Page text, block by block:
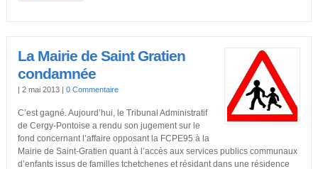
La Mairie de Saint Gratien
condamnée
| 2 mai 2013 | 0 Commentaire
C’est gagné. Aujourd’hui, le Tribunal Administratif
de Cergy-Pontoise a rendu son jugement sur le
fond concernant l’affaire opposant la FCPE95 à la
Mairie de Saint-Gratien quant à l’accès aux services publics communaux
d’enfants issus de familles tchetchenes et résidant dans une résidence